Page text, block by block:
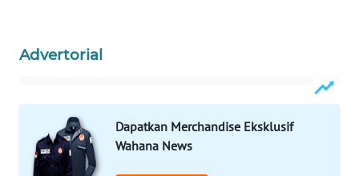
Advertorial
Dapatkan Merchandise Eksklusif
Wahana News
PERSONA
OTOMOTIF
WAHANA
HEALTH